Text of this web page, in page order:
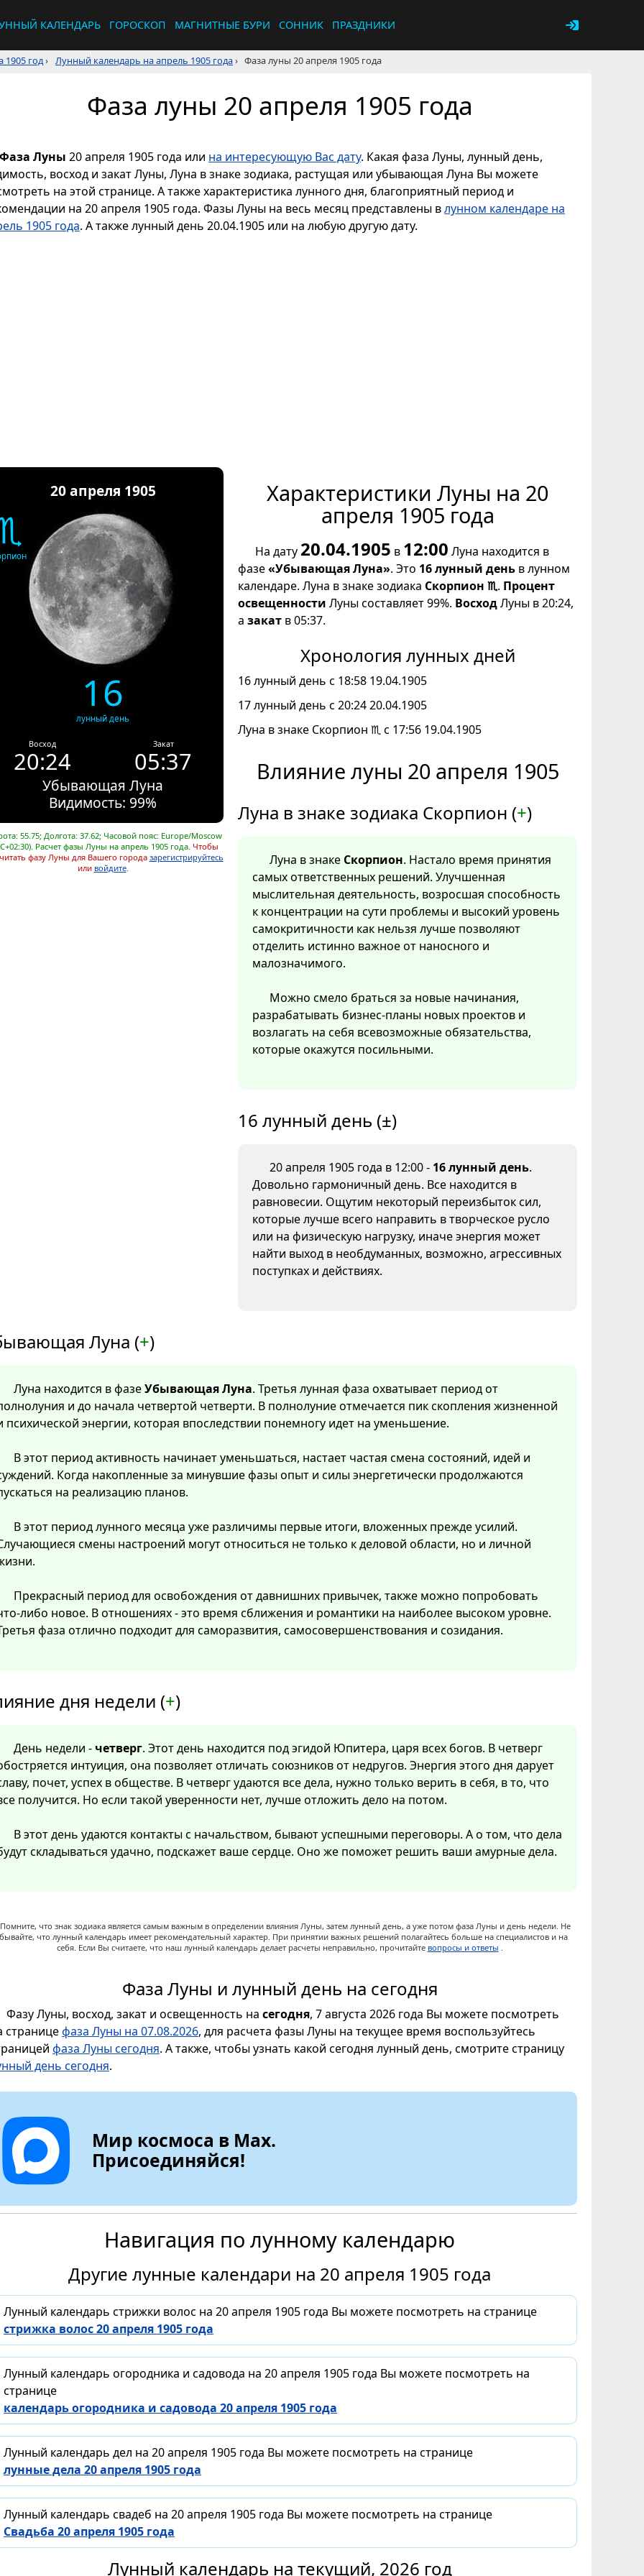
КАЛЕНДАРЬ ГОРОСКОП МАГНИТНЫЕ БУРИ СОННИК ПРАЗДНИКИ
1905 год› Лунный календарь на апрель 1905 года› Фаза луны 20 апреля 1905 года
Фаза луны 20 апреля 1905 года
Фаза Луны 20 апреля 1905 года или на интересующую Вас дату. Какая фаза Луны, лунный день,
восход и закат Луны, Луна в знаке зодиака, растущая или убывающая Луна Вы можете
на этой странице. А также характеристика лунного дня, благоприятный период и
на 20 апреля 1905 года. Фазы Луны на весь месяц представлены влунном календаре на
1905 года. А также лунный день 20.04.1905 или на любую другую дату.
20 апреля 1905
16
лунный день
Восход
20:24
Закат
05:37
Убывающая Луна
Видимость: 99%
55.75; Долгота: 37.62; Часовой пояс: Europe/Moscow
Расчет фазы Луны на апрель 1905 года. Чтобы
фазу Луны для Вашего города зарегистрируйтесь
или войдите.
Характеристики Луны на 20
апреля 1905 года
На дату 20.04.1905 в 12:00 Луна находится в
фазе«Убывающая Луна». Это 16 лунный день в лунном
календаре. Луна в знаке зодиака Скорпион ♏. Процент
освещенности Луны составляет 99%. ВосходЛуны в 20:24,
а закат в 05:37.
Хронология лунных дней
16 лунный день с 18:58 19.04.1905
17 лунный день с 20:24 20.04.1905
Луна в знаке Скорпион ♏ с 17:56 19.04.1905
Влияние луны 20 апреля 1905
Луна в знаке зодиака Скорпион (+)
Луна в знаке Скорпион. Настало время принятия
самых ответственных решений. Улучшенная
мыслительная деятельность, возросшая способность
к концентрации на сути проблемы и высокий уровень
самокритичности как нельзя лучше позволяют
отделить истинно важное от наносного и
малозначимого.
Можно смело браться за новые начинания,
разрабатывать бизнес-планы новых проектов и
возлагать на себя всевозможные обязательства,
которые окажутся посильными.
16 лунный день (±)
20 апреля 1905 года в 12:00 - 16 лунный день.
Довольно гармоничный день. Все находится в
равновесии. Ощутим некоторый переизбыток сил,
которые лучше всего направить в творческое русло
или на физическую нагрузку, иначе энергия может
найти выход в необдуманных, возможно, агрессивных
поступках и действиях.
Луна (+)
Луна находится в фазеУбывающая Луна. Третья лунная фаза охватывает период от
и до начала четвертой четверти. В полнолуние отмечается пик скопления жизненной
психической энергии, которая впоследствии понемногу идет на уменьшение.
В этот период активность начинает уменьшаться, настает частая смена состояний, идей и
Когда накопленные за минувшие фазы опыт и силы энергетически продолжаются
на реализацию планов.
В этот период лунного месяца уже различимы первые итоги, вложенных прежде усилий.
смены настроений могут относиться не только к деловой области, но и личной
Прекрасный период для освобождения от давнишних привычек, также можно попробовать
либо новое. В отношениях - это время сближения и романтики на наиболее высоком уровне.
фаза отлично подходит для саморазвития, самосовершенствования и созидания.
дня недели (+)
День недели - четверг. Этот день находится под эгидой Юпитера, царя всех богов. В четверг
интуиция, она позволяет отличать союзников от недругов. Энергия этого дня дарует
почет, успех в обществе. В четверг удаются все дела, нужно только верить в себя, в то, что
получится. Но если такой уверенности нет, лучше отложить дело на потом.
В этот день удаются контакты с начальством, бывают успешными переговоры. А о том, что дела
складываться удачно, подскажет ваше сердце. Оно же поможет решить ваши амурные дела.
Помните, что знак зодиака является самым важным в определении влияния Луны, затем лунный день, а уже потом фаза Луны и день недели. Не
что лунный календарь имеет рекомендательный характер. При принятии важных решений полагайтесь больше на специалистов и на
себя. Если Вы считаете, что наш лунный календарь делает расчеты неправильно, прочитайте вопросы и ответы .
Фаза Луны и лунный день на сегодня
Фазу Луны, восход, закат и освещенность на сегодня, 7 августа 2026 года Вы можете посмотреть
страницефаза Луны на 07.08.2026, для расчета фазы Луны на текущее время воспользуйтесь
фаза Луны сегодня. А также, чтобы узнать какой сегодня лунный день, смотрите страницу
день сегодня.
Мир космоса в Max.
Присоединяйся!
Навигация по лунному календарю
Другие лунные календари на 20 апреля 1905 года
Лунный календарь стрижки волос на 20 апреля 1905 года Вы можете посмотреть на странице
стрижка волос 20 апреля 1905 года
Лунный календарь огородника и садовода на 20 апреля 1905 года Вы можете посмотреть на
странице
календарь огородника и садовода 20 апреля 1905 года
Лунный календарь дел на 20 апреля 1905 года Вы можете посмотреть на странице
лунные дела 20 апреля 1905 года
Лунный календарь свадеб на 20 апреля 1905 года Вы можете посмотреть на странице
Свадьба 20 апреля 1905 года
Лунный календарь на текущий, 2026 год